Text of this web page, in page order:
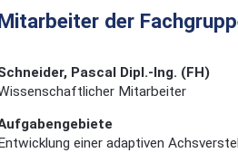
der
Pascal Dipl.-Ing. (FH)
Mitarbeiter
einer adaptiven